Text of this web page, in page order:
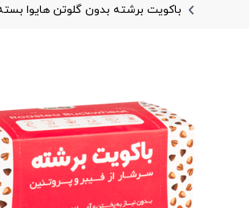
باکویت برشته بدون گلوتن هایوا بسته 12 ساشه